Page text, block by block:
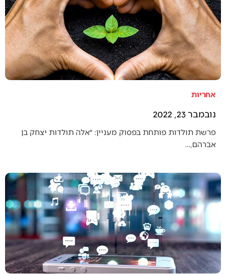
אחריות
נובמבר 23, 2022
פרשת תולדות פותחת בפסוק מעניין: ״אלה תולדות יצחק בן
אברהם,…